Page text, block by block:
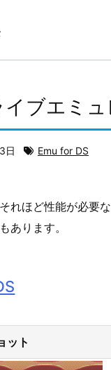
ブエミュ
日 Emu for DS
れほど性能が必要
あります。
ット